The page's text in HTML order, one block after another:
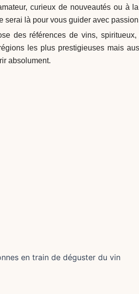
curieux de nouveautés ou à la
serai là pour vous guider avec
des références de vins, spiritueux,
les plus prestigieuses mais
absolument.